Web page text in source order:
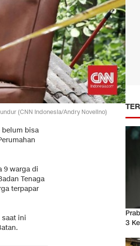
(CNN Indonesia/Andry Novelino)
belum bisa
9 warga di
Tenaga
terpapar
saat ini
3